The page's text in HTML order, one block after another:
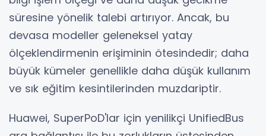
süresine yönelik talebi artırıyor. Ancak, bu
devasa modeller geleneksel yatay
ölçeklendirmenin erişiminin ötesindedir; daha
büyük kümeler genellikle daha düşük kullanım
ve sık eğitim kesintilerinden muzdariptir.
Huawei, SuperPoD'lar için yenilikçi UnifiedBus